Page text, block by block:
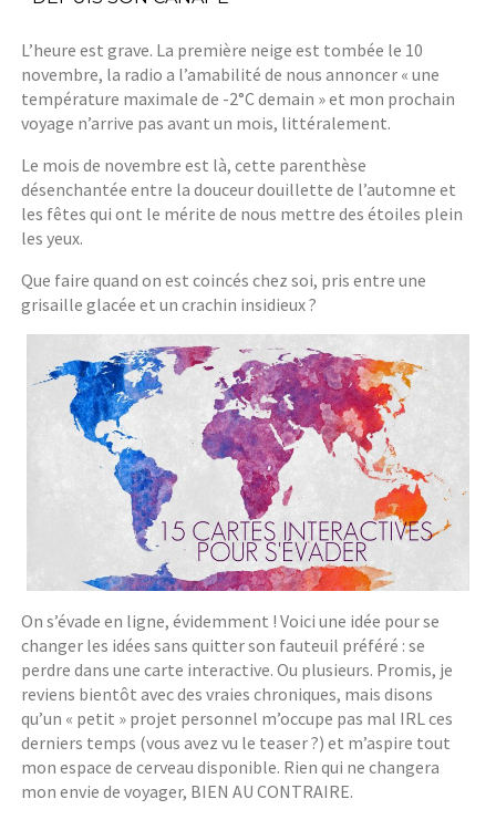
L’heure est grave. La première neige est tombée le 10
novembre, la radio a l’amabilité de nous annoncer « une
température maximale de -2°C demain » et mon prochain
voyage n’arrive pas avant un mois, littéralement.
Le mois de novembre est là, cette parenthèse
désenchantée entre la douceur douillette de l’automne et
les fêtes qui ont le mérite de nous mettre des étoiles plein
les yeux.
Que faire quand on est coincés chez soi, pris entre une
grisaille glacée et un crachin insidieux ?
On s’évade en ligne, évidemment ! Voici une idée pour se
changer les idées sans quitter son fauteuil préféré : se
perdre dans une carte interactive. Ou plusieurs. Promis, je
reviens bientôt avec des vraies chroniques, mais disons
qu’un « petit » projet personnel m’occupe pas mal IRL ces
derniers temps (vous avez vu le teaser ?) et m’aspire tout
mon espace de cerveau disponible. Rien qui ne changera
mon envie de voyager, BIEN AU CONTRAIRE.